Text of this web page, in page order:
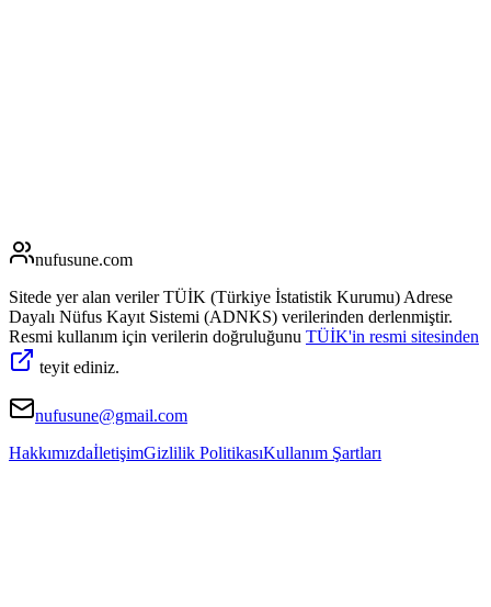
nufusune.com
Sitede yer alan veriler TÜİK (Türkiye İstatistik Kurumu) Adrese
Dayalı Nüfus Kayıt Sistemi (ADNKS) verilerinden derlenmiştir.
Resmi kullanım için verilerin doğruluğunu TÜİK'in resmi sitesinden
teyit ediniz.
nufusune@gmail.com
HakkımızdaİletişimGizlilik PolitikasıKullanım Şartları